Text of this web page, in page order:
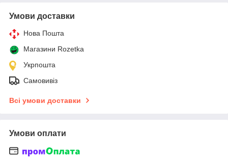
Умови доставки
Нова Пошта
Магазини Rozetka
Укрпошта
Самовивіз
Всі умови доставки
Умови оплати